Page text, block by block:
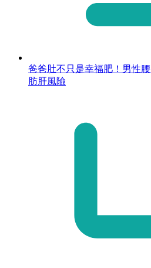
爸爸肚不只是幸福肥！男性
肪肝風險